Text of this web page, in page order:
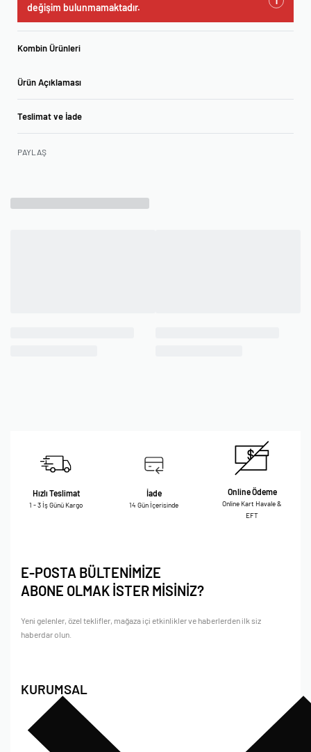
değişim bulunmamaktadır.
Kombin Ürünleri
Ürün Açıklaması
Teslimat ve İade
PAYLAŞ
Hızlı Teslimat
1 - 3 İş Günü Kargo
İade
14 Gün İçerisinde
Online Ödeme
Online Kart Havale &
EFT
KURUMSAL
E-POSTA BÜLTENİMİZE
ABONE OLMAK İSTER MİSİNİZ?
Yeni gelenler, özel teklifler, mağaza içi etkinlikler ve haberlerden ilk siz
haberdar olun.